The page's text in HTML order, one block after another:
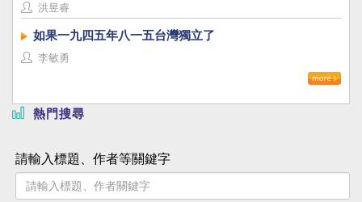
洪昱睿
如果一九四五年八一五台灣獨立了
李敏勇
熱門搜尋
請輸入標題、作者等關鍵字